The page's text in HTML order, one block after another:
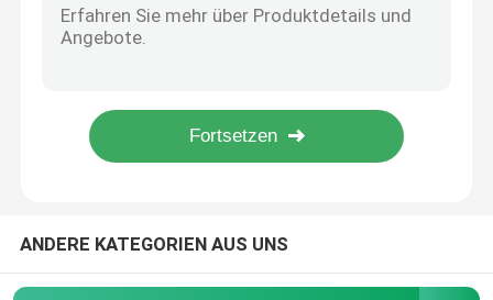
chirurgischer Operationstisch
ANDERE KATEGORIEN AUS UNS